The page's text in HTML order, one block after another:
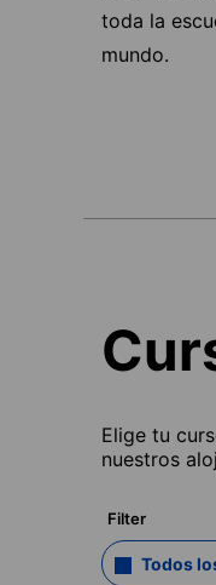
toda la
mundo.
Elige tu
nuestros
Filter
Todos